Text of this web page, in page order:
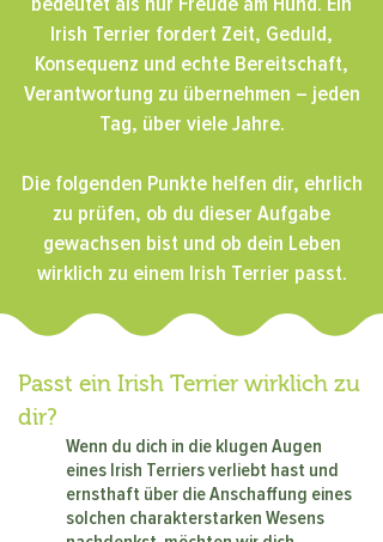
bedeutet als nur Freude am Hund. Ein
Irish Terrier fordert Zeit, Geduld,
Konsequenz und echte Bereitschaft,
Verantwortung zu übernehmen – jeden
Tag, über viele Jahre.
Die folgenden Punkte helfen dir, ehrlich
zu prüfen, ob du dieser Aufgabe
gewachsen bist und ob dein Leben
wirklich zu einem Irish Terrier passt.
Passt ein Irish Terrier wirklich zu
dir?
Wenn du dich in die klugen Augen
eines Irish Terriers verliebt hast und
ernsthaft über die Anschaffung eines
solchen charakterstarken Wesens